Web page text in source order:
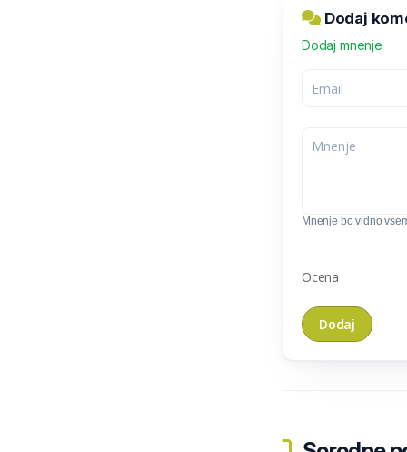
Dodaj
Dodaj mnenje
Mnenje bo vidno
Ocena